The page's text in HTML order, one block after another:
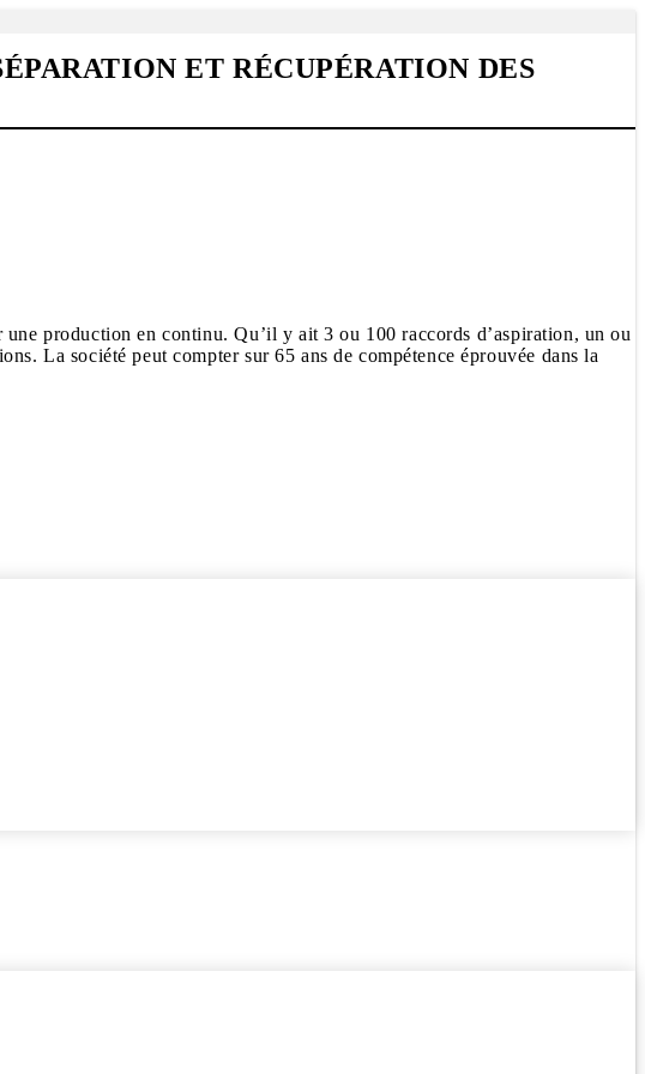
ET RÉCUPÉRATION DES
production en continu. Qu’il y ait 3 ou 100 raccords d’aspiration, un ou
La société peut compter sur 65 ans de compétence éprouvée dans la